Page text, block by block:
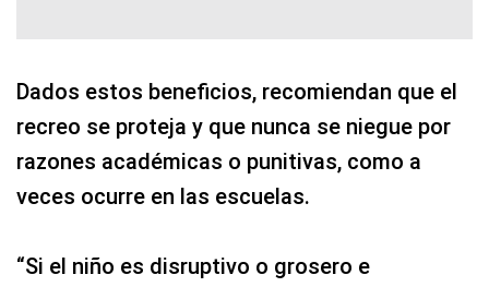
Dados estos beneficios, recomiendan que el
recreo se proteja y que nunca se niegue por
razones académicas o punitivas, como a
veces ocurre en las escuelas.
“Si el niño es disruptivo o grosero e